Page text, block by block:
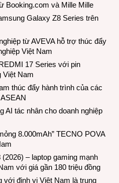
Booking.com và Mille Mille
Galaxy Z8 Series trên
từ AVEVA hỗ trợ thúc đẩy
Việt Nam
17 Series với pin
Việt Nam
thúc đẩy hành trình của các
AI tác nhân cho doanh nghiệp
8.000mAh” TECNO POVA
– laptop gaming mạnh
với giá gần 180 triệu đồng
định vị Việt Nam là trung